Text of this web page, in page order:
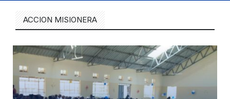
ACCION MISIONERA